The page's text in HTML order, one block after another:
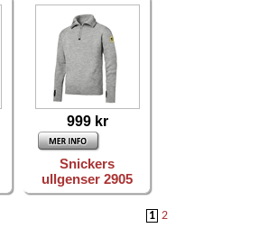
999 kr
Snickers
ullgenser 2905
1 2